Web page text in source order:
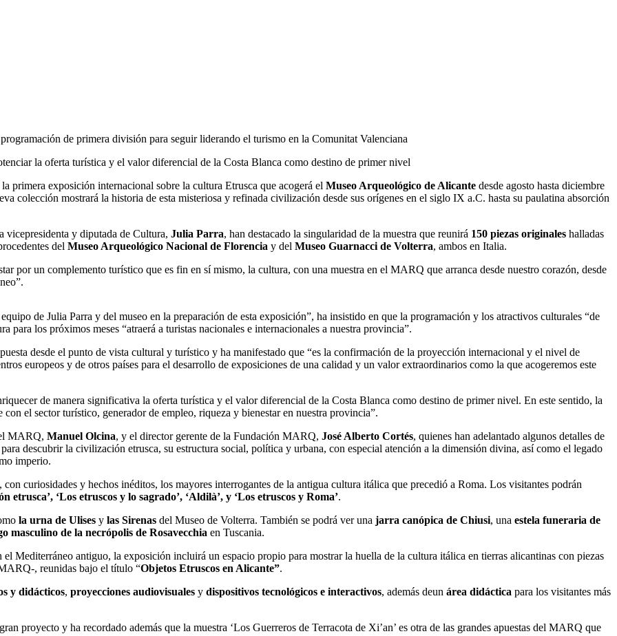
de primera división para seguir liderando el turismo en la Comunitat Valenciana
la oferta turística y el valor diferencial de la Costa Blanca como destino de primer nivel
la primera exposición internacional sobre la cultura Etrusca que acogerá el Museo Arqueológico de Alicante desde agosto hasta diciembre
colección mostrará la historia de esta misteriosa y refinada civilización desde sus orígenes en el siglo IX a.C. hasta su paulatina absorción
vicepresidenta y diputada de Cultura, Julia Parra, han destacado la singularidad de la muestra que reunirá 150 piezas originales halladas
del Museo Arqueológico Nacional de Florencia y del Museo Guarnacci de Volterra, ambos en Italia.
por un complemento turístico que es fin en sí mismo, la cultura, con una muestra en el MARQ que arranca desde nuestro corazón, desde
de Julia Parra y del museo en la preparación de esta exposición”, ha insistido en que la programación y los atractivos culturales “de
los próximos meses “atraerá a turistas nacionales e internacionales a nuestra provincia”.
desde el punto de vista cultural y turístico y ha manifestado que “es la confirmación de la proyección internacional y el nivel de
europeos y de otros países para el desarrollo de exposiciones de una calidad y un valor extraordinarios como la que acogeremos este
de manera significativa la oferta turística y el valor diferencial de la Costa Blanca como destino de primer nivel. En este sentido, la
el sector turístico, generador de empleo, riqueza y bienestar en nuestra provincia”.
MARQ, Manuel Olcina, y el director gerente de la Fundación MARQ, José Alberto Cortés, quienes han adelantado algunos detalles de
descubrir la civilización etrusca, su estructura social, política y urbana, con especial atención a la dimensión divina, así como el legado
imperio.
con curiosidades y hechos inéditos, los mayores interrogantes de la antigua cultura itálica que precedió a Roma. Los visitantes podrán
etrusca’, ‘Los etruscos y lo sagrado’, ‘Aldilà’, y ‘Los etruscos y Roma’.
la urna de Ulises y las Sirenas del Museo de Volterra. También se podrá ver una jarra canópica de Chiusi, una estela funeraria de
masculino de la necrópolis de Rosavecchia en Tuscania.
Mediterráneo antiguo, la exposición incluirá un espacio propio para mostrar la huella de la cultura itálica en tierras alicantinas con piezas
, reunidas bajo el título “Objetos Etruscos en Alicante”.
y didácticos, proyecciones audiovisuales y dispositivos tecnológicos e interactivos, además deun área didáctica para los visitantes más
proyecto y ha recordado además que la muestra ‘Los Guerreros de Terracota de Xi’an’ es otra de las grandes apuestas del MARQ que